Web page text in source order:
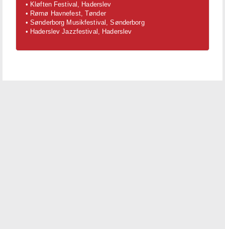
• Kløften Festival, Haderslev
• Rømø Havnefest, Tønder
• Sønderborg Musikfestival, Sønderborg
• Haderslev Jazzfestival, Haderslev